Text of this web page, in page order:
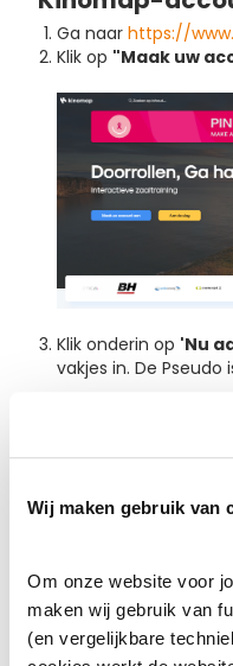
Wij maken gebruik van
Om onze website voor
maken wij gebruik van
(en vergelijkbare
Ga naar https://
Klik op "Maak uw
Klik onderin op 'Nu
vakjes in. De Pseudo
Bij de volgende
Klik op"Nu
Als je klaar bent met
account staan.
Klik rechtsboven op
abonnementen”.
Kies een van de